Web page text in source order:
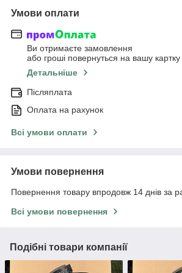
Умови оплати
Ви отримаєте замовлення
або гроші повернуться на вашу картку
Детальніше
Післяплата
Оплата на рахунок
Всі умови оплати
Умови повернення
Повернення товару впродовж 14 днів за
Всі умови повернення
Подібні товари компанії